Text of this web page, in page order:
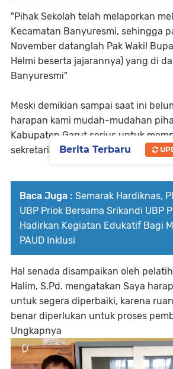
"Pihak Sekolah telah melaporkan
Kecamatan Banyuresmi, sehingga
November datanglah Pak Wakil
Helmi beserta jajarannya) yang di
Banyuresmi"
Meski demikian sampai saat ini
harapan kami mudah-mudahan
Kabupaten Garut serius untuk
sekretariat Pramuka SD N II
Baca Juga : Semarak Hardiknas,
UBP Priok Bersama Srikandi UBP
Hadirkan Kegiatan Edukatif Bagi
PAUD Inklusi
Hal senada disampaikan oleh
Halim, S.Pd. mengatakan Saya
untuk segera diperbaiki, karena
benar diperlukan untuk proses
Ungkapnya
Berita Terbaru